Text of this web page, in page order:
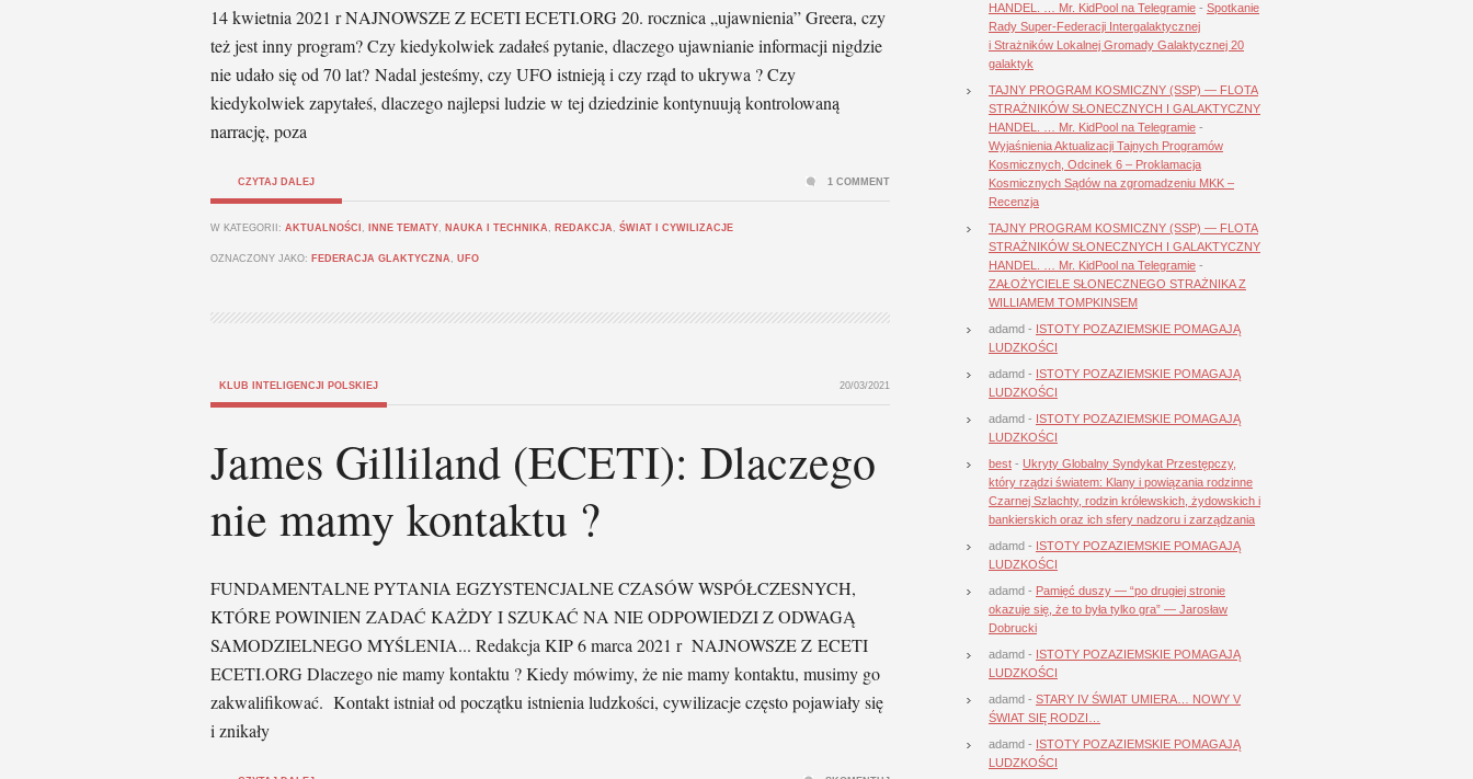
14 kwietnia 2021 r NAJNOWSZE Z ECETI ECETI.ORG 20. rocznica „ujawnienia” Greera, czy
też jest inny program? Czy kiedykolwiek zadałeś pytanie, dlaczego ujawnianie informacji nigdzie
nie udało się od 70 lat? Nadal jesteśmy, czy UFO istnieją i czy rząd to ukrywa ? Czy
kiedykolwiek zapytałeś, dlaczego najlepsi ludzie w tej dziedzinie kontynuują kontrolowaną
narrację, poza
CZYTAJ DALEJ
W KATEGORII: AKTUALNOŚCI , INNE TEMATY, NAUKA I TECHNIKA , REDAKCJA , ŚWIAT I CYWILIZACJE
OZNACZONY JAKO: FEDERACJA GLAKTYCZNA , UFO
1 COMMENT
KLUB INTELIGENCJI POLSKIEJ 20/03/2021
James Gilliland (ECETI): Dlaczego
nie mamy kontaktu ?
FUNDAMENTALNE PYTANIA EGZYSTENCJALNE CZASÓW WSPÓŁCZESNYCH,
KTÓRE POWINIEN ZADAĆ KAŻDY I SZUKAĆ NA NIE ODPOWIEDZI Z ODWAGĄ
SAMODZIELNEGO MYŚLENIA... Redakcja KIP 6 marca 2021 r NAJNOWSZE Z ECETI
ECETI.ORG Dlaczego nie mamy kontaktu ? Kiedy mówimy, że nie mamy kontaktu, musimy go
zakwalifikować. Kontakt istniał od początku istnienia ludzkości, cywilizacje często pojawiały się
i znikały
HANDEL. … Mr. KidPool na Telegramie - Spotkanie
Rady Super-Federacji Intergalaktycznej
i Strażników Lokalnej Gromady Galaktycznej 20
galaktyk
TAJNY PROGRAM KOSMICZNY (SSP) — FLOTA
STRAŻNIKÓW SŁONECZNYCH I GALAKTYCZNY
HANDEL. … Mr. KidPool na Telegramie -
Wyjaśnienia Aktualizacji Tajnych Programów
Kosmicznych, Odcinek 6 – Proklamacja
Kosmicznych Sądów na zgromadzeniu MKK –
Recenzja
TAJNY PROGRAM KOSMICZNY (SSP) — FLOTA
STRAŻNIKÓW SŁONECZNYCH I GALAKTYCZNY
HANDEL. … Mr. KidPool na Telegramie -
ZAŁOŻYCIELE SŁONECZNEGO STRAŻNIKA Z
WILLIAMEM TOMPKINSEM
adamd - ISTOTY POZAZIEMSKIE POMAGAJĄ
LUDZKOŚCI
adamd - ISTOTY POZAZIEMSKIE POMAGAJĄ
LUDZKOŚCI
adamd - ISTOTY POZAZIEMSKIE POMAGAJĄ
LUDZKOŚCI
best - Ukryty Globalny Syndykat Przestępczy,
który rządzi światem: Klany i powiązania rodzinne
Czarnej Szlachty, rodzin królewskich, żydowskich i
bankierskich oraz ich sfery nadzoru i zarządzania
adamd - ISTOTY POZAZIEMSKIE POMAGAJĄ
LUDZKOŚCI
adamd - Pamięć duszy — “po drugiej stronie
okazuje się, że to była tylko gra” — Jarosław
Dobrucki
adamd - ISTOTY POZAZIEMSKIE POMAGAJĄ
LUDZKOŚCI
adamd - STARY IV ŚWIAT UMIERA… NOWY V
ŚWIAT SIĘ RODZI…
adamd - ISTOTY POZAZIEMSKIE POMAGAJĄ
LUDZKOŚCI